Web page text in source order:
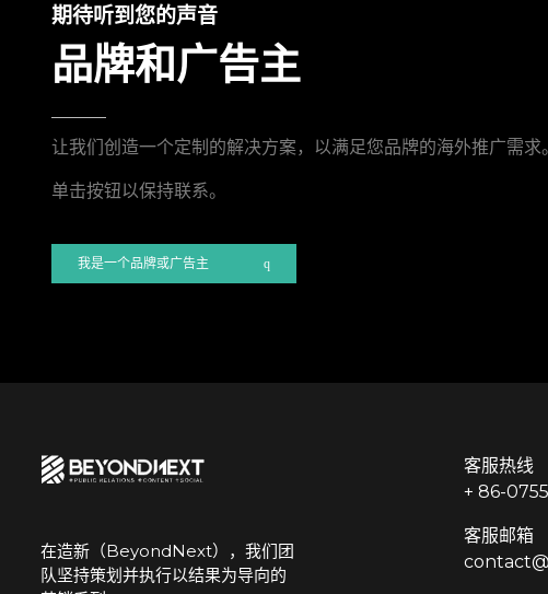
期待听到您的声音
品牌和广告主
让我们创造一个定制的解决方案，以满足您品牌的海外推广需求
单击按钮以保持联系。
我是一个品牌或广告主
在造新（BeyondNext），我们团
队坚持策划并执行以结果为导向的
客服热线
+ 86-
客服邮箱